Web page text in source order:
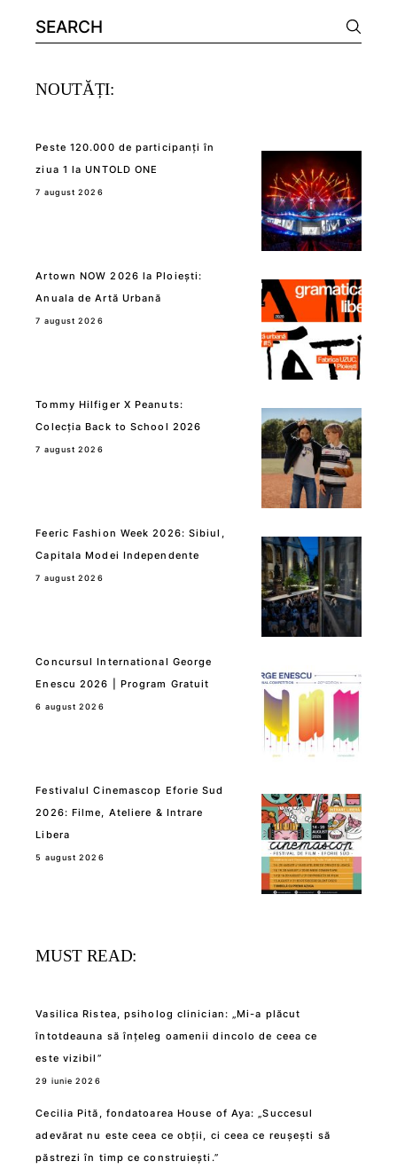
Search
for:
NOUTĂȚI:
Peste 120.000 de participanți în
ziua 1 la UNTOLD ONE
7 august 2026
Artown NOW 2026 la Ploiești:
Anuala de Artă Urbană
7 august 2026
Tommy Hilfiger X Peanuts:
Colecția Back to School 2026
7 august 2026
Feeric Fashion Week 2026: Sibiul,
Capitala Modei Independente
7 august 2026
Concursul International George
Enescu 2026 | Program Gratuit
6 august 2026
Festivalul Cinemascop Eforie Sud
2026: Filme, Ateliere & Intrare
Libera
5 august 2026
MUST READ:
Vasilica Ristea, psiholog clinician: „Mi-a plăcut
întotdeauna să înțeleg oamenii dincolo de ceea ce
este vizibil”
29 iunie 2026
Cecilia Pită, fondatoarea House of Aya: „Succesul
adevărat nu este ceea ce obții, ci ceea ce reușești să
păstrezi în timp ce construiești.”